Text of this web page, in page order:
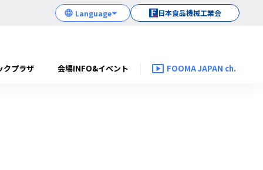
日本食品機械工業会
クプラザ 会場INFO&イベント FOOMA JAPAN ch.